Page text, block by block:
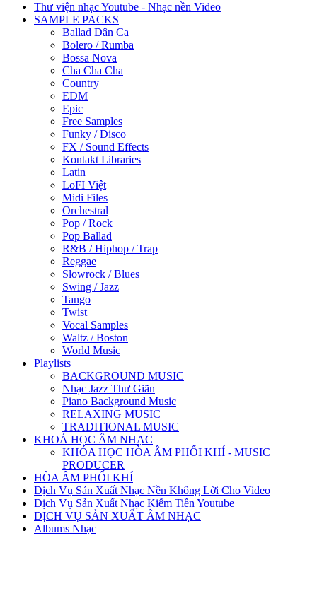
Thư viện nhạc Youtube - Nhạc nền Video
SAMPLE PACKS
Ballad Dân Ca
Bolero / Rumba
Bossa Nova
Cha Cha Cha
Country
EDM
Epic
Free Samples
Funky / Disco
FX / Sound Effects
Kontakt Libraries
Latin
LoFI Việt
Midi Files
Orchestral
Pop / Rock
Pop Ballad
R&B / Hiphop / Trap
Reggae
Slowrock / Blues
Swing / Jazz
Tango
Twist
Vocal Samples
Waltz / Boston
World Music
Playlists
BACKGROUND MUSIC
Nhạc Jazz Thư Giãn
Piano Background Music
RELAXING MUSIC
TRADITIONAL MUSIC
KHOÁ HỌC ÂM NHẠC
KHÓA HỌC HÒA ÂM PHỐI KHÍ - MUSIC
PRODUCER
HÒA ÂM PHỐI KHÍ
Dịch Vụ Sản Xuất Nhạc Nền Không Lời Cho Video
Dịch Vụ Sản Xuất Nhạc Kiếm Tiền Youtube
DỊCH VỤ SẢN XUẤT ÂM NHẠC
Albums Nhạc